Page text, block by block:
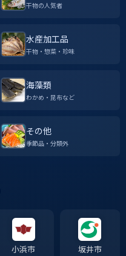
干物の人気者
水産加工品
干物・惣菜・珍味
海藻類
わかめ・昆布など
その他
季節品・分類外
小浜市 坂井市